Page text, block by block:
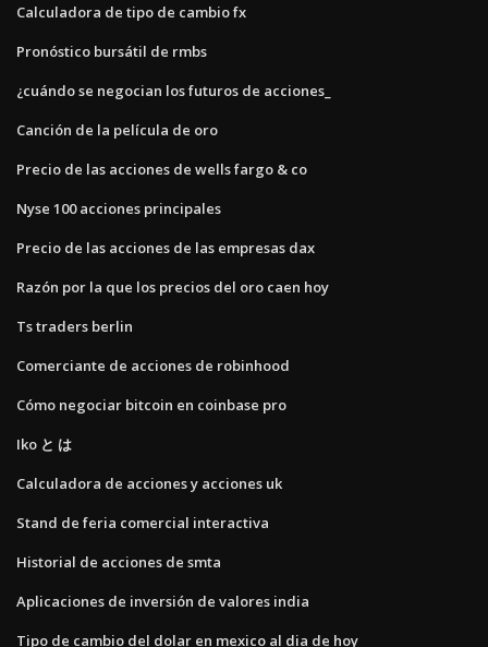
Calculadora de tipo de cambio fx
Pronóstico bursátil de rmbs
¿cuándo se negocian los futuros de acciones_
Canción de la película de oro
Precio de las acciones de wells fargo & co
Nyse 100 acciones principales
Precio de las acciones de las empresas dax
Razón por la que los precios del oro caen hoy
Ts traders berlin
Comerciante de acciones de robinhood
Cómo negociar bitcoin en coinbase pro
Iko と は
Calculadora de acciones y acciones uk
Stand de feria comercial interactiva
Historial de acciones de smta
Aplicaciones de inversión de valores india
Tipo de cambio del dolar en mexico al dia de hoy